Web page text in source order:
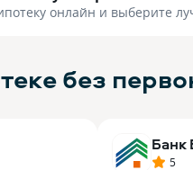
онлайн и выберите
без
5